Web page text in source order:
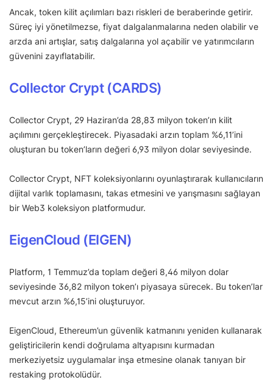
Ancak, token kilit açılımları bazı riskleri de beraberinde getirir.
Süreç iyi yönetilmezse, fiyat dalgalanmalarına neden olabilir ve
arzda ani artışlar, satış dalgalarına yol açabilir ve yatırımcıların
güvenini zayıflatabilir.
Collector Crypt (CARDS)
Collector Crypt, 29 Haziran’da 28,83 milyon token’ın kilit
açılımını gerçekleştirecek. Piyasadaki arzın toplam %6,11’ini
oluşturan bu token’ların değeri 6,93 milyon dolar seviyesinde.
Collector Crypt, NFT koleksiyonlarını oyunlaştırarak kullanıcıların
dijital varlık toplamasını, takas etmesini ve yarışmasını sağlayan
bir Web3 koleksiyon platformudur.
EigenCloud (EIGEN)
Platform, 1 Temmuz’da toplam değeri 8,46 milyon dolar
seviyesinde 36,82 milyon token’ı piyasaya sürecek. Bu token’lar
mevcut arzın %6,15’ini oluşturuyor.
EigenCloud, Ethereum’un güvenlik katmanını yeniden kullanarak
geliştiricilerin kendi doğrulama altyapısını kurmadan
merkeziyetsiz uygulamalar inşa etmesine olanak tanıyan bir
restaking protokolüdür.